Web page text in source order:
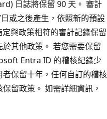
日誌將保留 90 天。 審計
或之後產生，依照新的預設
與政策相符的審計記錄保留
其他政策。 若您需要保留
Entra ID 的稽核紀錄少
保留十年，任何自訂的稽核
留政策。 如需詳細資訊，